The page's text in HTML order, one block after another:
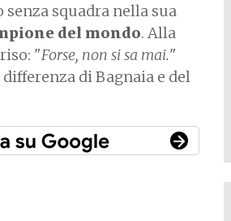
squadra nella sua
del mondo. Alla
"Forse, non si sa mai."
di Bagnaia e del